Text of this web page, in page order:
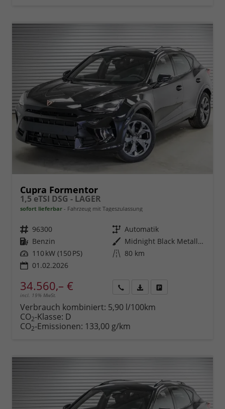
Cupra Formentor
1,5 eTSI DSG - LAGER
sofort lieferbar Fahrzeug mit Tageszulassung
Fahrzeugnr. 96300 Getriebe Automatik
Kraftstoff Benzin Außenfarbe
Midnight Black Metallic (0E)
Leistung 110 kW (150 PS) Kilometerstand 80 km
01.02.2026
34.560,– €
incl. 19% MwSt.
anfordern
Datei,
Verbrauch kombiniert: 5,90 l/100km
CO2-Klasse: D
CO2-Emissionen: 133,00 g/km